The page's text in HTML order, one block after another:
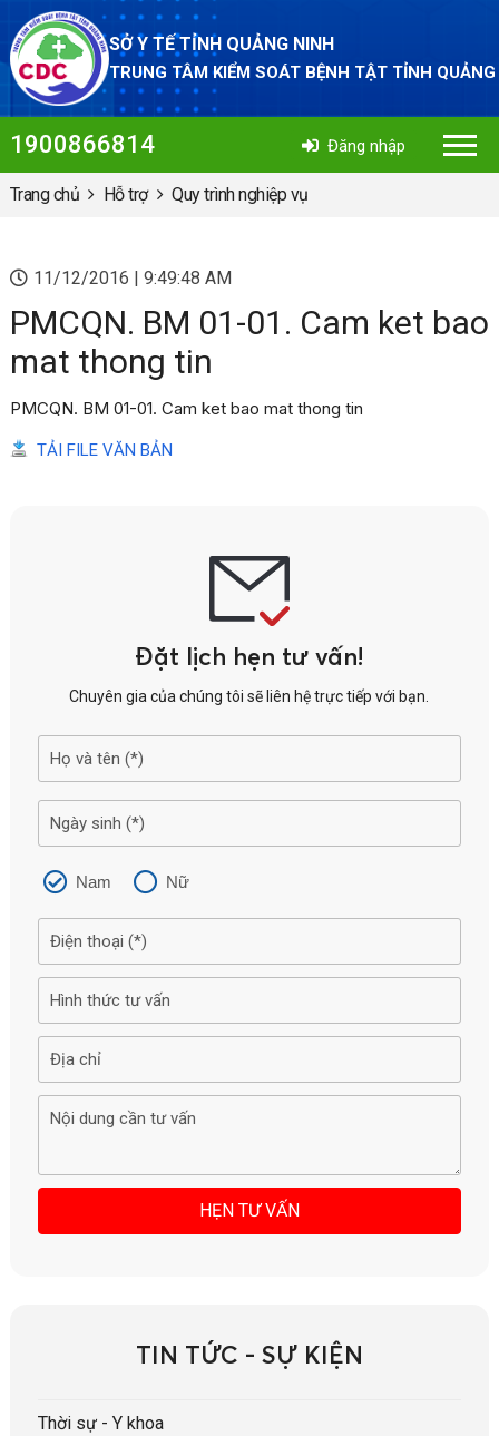
SỞ Y TẾ TỈNH QUẢNG NINH
TRUNG TÂM KIỂM SOÁT BỆNH TẬT TỈNH
Đăng nhập
1900866814
Trang chủ Hỗ trợ Quy trình nghiệp vụ
11/12/2016 | 9:49:48 AM
PMCQN. BM 01-01. Cam ket bao
mat thong tin
PMCQN. BM 01-01. Cam ket bao mat thong tin
TẢI FILE VĂN BẢN
Đặt lịch hẹn tư vấn!
Chuyên gia của chúng tôi sẽ liên hệ trực tiếp với bạn.
Nam Nữ
TIN TỨC - SỰ KIỆN
Thời sự - Y khoa